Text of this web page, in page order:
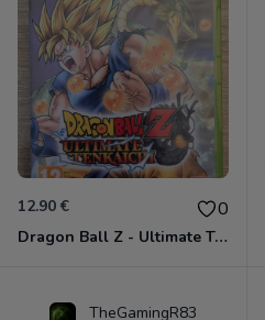
12.90 € 0
Dragon Ball Z - Ultimate Tenkaichi Xbox 360
TheGamingR83